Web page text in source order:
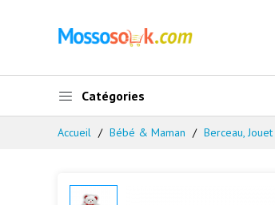
Catégories
Accueil Bébé & Maman Berceau,